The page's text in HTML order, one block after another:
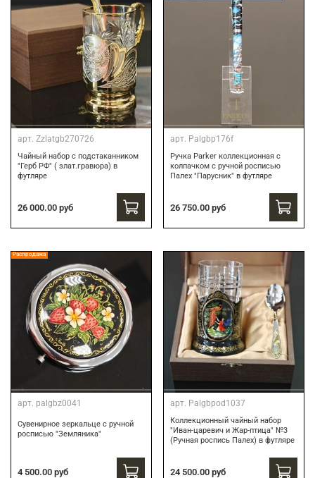
арт. Zzlatgb270726
Чайный набор с подстаканником
"Герб РФ" ( злат.гравюра) в
футляре
26 000.00 руб
арт. Palgbp176f
Ручка Parker коллекционная с
колпачком с ручной росписью
Палех "Парусник" в футляре
26 750.00 руб
Распродажа
арт. palgbz0041
Сувенирное зеркальце с ручной
росписью "Земляника"
4 500.00 руб
арт. Palgbpod1037
Коллекционный чайный набор
"Иван-царевич и Жар-птица" №3
(Ручная роспись Палех) в футляре
24 500.00 руб